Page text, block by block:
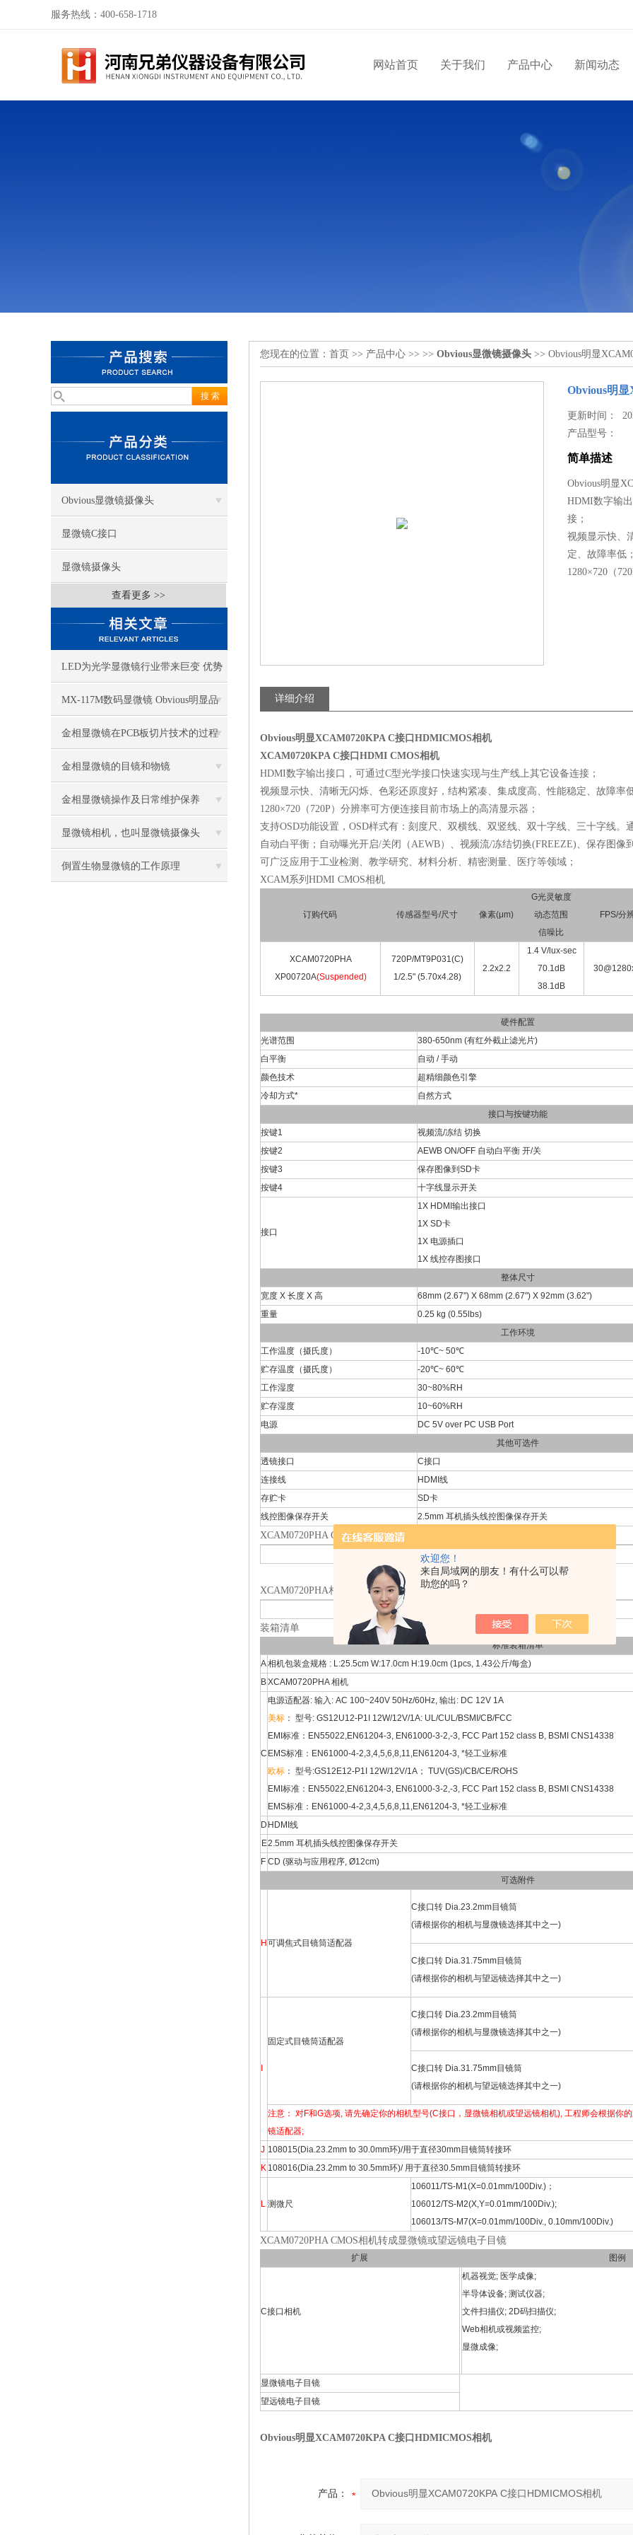
欢迎您！
来自局域网的朋友！有什么可以帮
助您的吗？
服务热线：400-658-1718
网站首页 关于我们 产品中心 新闻动态
Obvious显微镜摄像头
显微镜C接口
显微镜摄像头
查看更多 >>
LED为光学显微镜行业带来巨变 优势
比传统卤素更明显
MX-117M数码显微镜 Obvious明显品
牌值得推荐
金相显微镜在PCB板切片技术的过程
控制中的作用
金相显微镜的目镜和物镜
金相显微镜操作及日常维护保养
显微镜相机，也叫显微镜摄像头
倒置生物显微镜的工作原理
您现在的位置： 首页 >> 产品中心 >> >> Obvious显微镜摄像头 >> Obvious明显
Obvious明
更新时间：
产品型号：
简单描述
Obvious明显
HDMI数字输
接；
视频显示快、
定、故障率低；
1280×720（
详细介绍
Obvious明显XCAM0720KPA C接口HDMICMOS相机
XCAM0720KPA C接口HDMI CMOS相机
HDMI数字输出接口，可通过C型光学接口快速实现与生产线上其它设备连接；
视频显示快、清晰无闪烁、色彩还原度好，结构紧凑、集成度高、性能稳定、故障率
1280×720（720P）分辨率可方便连接目前市场上的高清显示器；
支持OSD功能设置，OSD样式有：刻度尺、双横线、双竖线、双十字线、三十字线。
自动白平衡；自动曝光开启/关闭（AEWB）、视频流/冻结切换(FREEZE)、保存图像
可广泛应用于工业检测、教学研究、材料分析、精密测量、医疗等领域；
XCAM系列HDMI CMOS相机
订购代码 传感器型号/尺寸 像素(μm)
G光灵敏度
动态范围
信噪比
FPS/分
XCAM0720PHA
XP00720A(Suspended)
720P/MT9P031(C)
1/2.5" (5.70x4.28)
2.2x2.2
1.4 V/lux-sec
70.1dB
38.1dB
硬件配置
光谱范围
380-650nm (有红外截止滤光片)
白平衡
自动 / 手动
颜色技术
超精细颜色引擎
冷却方式*
自然方式
接口与按键功能
按键1
视频流/冻结 切换
按键2
AEWB ON/OFF 自动白平衡 开/关
按键3
保存图像到SD卡
按键4
十字线显示开关
接口
1X HDMI输出接口
1X SD卡
1X 电源插口
1X 线控存图接口
整体尺寸
宽度 X 长度 X 高
68mm (2.67") X 68mm (2.67") X 92mm (3.62")
重量
0.25 kg (0.55lbs)
工作环境
工作温度（摄氏度）
-10℃~ 50℃
贮存温度（摄氏度）
-20℃~ 60℃
工作湿度
30~80%RH
贮存湿度
10~60%RH
电源
DC 5V over PC USB Port
其他可选件
透镜接口
C接口
连接线
HDMI线
存贮卡
SD卡
线控图像保存开关
2.5mm 耳机插头线控图像保存开关
XCAM0720PHA C接口HDMI CMOS相机尺寸示意图
XCAM0720PHA C接口HDMI CMOS相机尺寸示意图
XCAM0720PHA相机装箱清单
装箱清单
标准装箱清单
A相机包装盒规格 : L:25.5cm W:17.0cm H:19.0cm (1pcs, 1.43公斤/每盒)
BXCAM0720PHA 相机
C
电源适配器: 输入: AC 100~240V 50Hz/60Hz, 输出: DC 12V 1A
美标 ： 型号: GS12U12-P1I 12W/12V/1A: UL/CUL/BSMI/CB/FCC
EMI标准：EN55022,EN61204-3, EN61000-3-2,-3, FCC Part 152 class B, BSMI CNS14338
EMS标准：EN61000-4-2,3,4,5,6,8,11,EN61204-3, *轻工业标准
欧标 ： 型号:GS12E12-P1I 12W/12V/1A； TUV(GS)/CB/CE/ROHS
EMI标准：EN55022,EN61204-3, EN61000-3-2,-3, FCC Part 152 class B, BSMI CNS14338
EMS标准：EN61000-4-2,3,4,5,6,8,11,EN61204-3, *轻工业标准
D HDMI线
E2.5mm 耳机插头线控图像保存开关
F CD (驱动与应用程序, Ø12cm)
可选附件
H 可调焦式目镜筒适配器
C接口转 Dia.23.2mm目镜筒
(请根据你的相机与显微镜选择其中之一)
C接口转 Dia.31.75mm目镜筒
(请根据你的相机与望远镜选择其中之一)
固定式目镜筒适配器
C接口转 Dia.23.2mm目镜筒
(请根据你的相机与显微镜选择其中之一)
C接口转 Dia.31.75mm目镜筒
(请根据你的相机与望远镜选择其中之一)
注意： 对F和G选项, 请先确定你的相机型号(C接口，显微镜相机或望远镜相机), 工程师会根据你
镜适配器;
J 108015(Dia.23.2mm to 30.0mm环)/用于直径30mm目镜筒转接环
K 108016(Dia.23.2mm to 30.5mm环)/ 用于直径30.5mm目镜筒转接环
L 测微尺
106011/TS-M1(X=0.01mm/100Div.)；
106012/TS-M2(X,Y=0.01mm/100Div.);
106013/TS-M7(X=0.01mm/100Div., 0.10mm/100Div.)
XCAM0720PHA CMOS相机转成显微镜或望远镜电子目镜
扩展 图例
C接口相机
机器视觉; 医学成像;
半导体设备; 测试仪器;
文件扫描仪; 2D码扫描仪;
Web相机或视频监控;
显微成像;
显微镜电子目镜
望远镜电子目镜
Obvious明显XCAM0720KPA C接口HDMICMOS相机
产品：